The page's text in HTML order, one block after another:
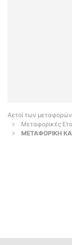
Αετοί των μεταφορών
Μεταφορικές
ΜΕΤΑΦΟΡΙΚΗ